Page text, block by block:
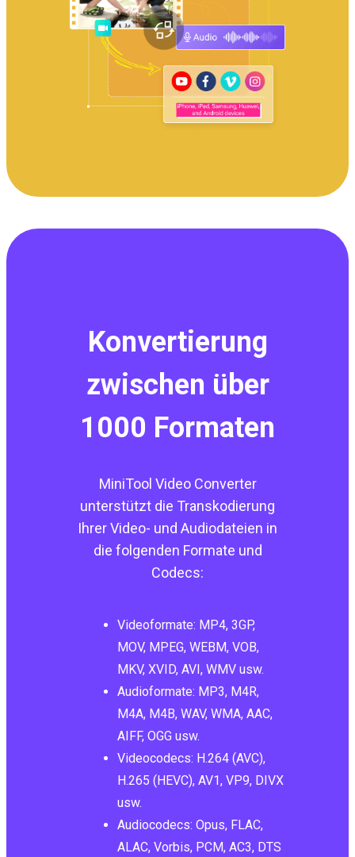
Konvertierung
zwischen über
1000 Formaten
MiniTool Video Converter
unterstützt die Transkodierung
Ihrer Video- und Audiodateien in
die folgenden Formate und
Codecs:
Videoformate: MP4, 3GP,
MOV, MPEG, WEBM, VOB,
MKV, XVID, AVI, WMV usw.
Audioformate: MP3, M4R,
M4A, M4B, WAV, WMA, AAC,
AIFF, OGG usw.
Videocodecs: H.264 (AVC),
H.265 (HEVC), AV1, VP9, DIVX
usw.
Audiocodecs: Opus, FLAC,
ALAC, Vorbis, PCM, AC3, DTS